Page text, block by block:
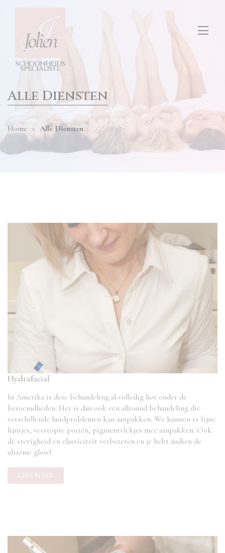
schoonheids
specialiste
Alle Diensten
Home > Alle Diensten
Hydrafacial
In Amerika is deze behandeling al volledig hot onder de
beroemdheden. Het is dan ook een allround behandeling die
verschillende huidproblemen kan aanpakken. We kunnen er fijne
lijntjes, verstopte poriën, pigmentvlekjes mee aanpakken. Ook
de stevigheid en elasticiteit verbeteren en je hebt nadien de
ultieme glow!
LEES MEER